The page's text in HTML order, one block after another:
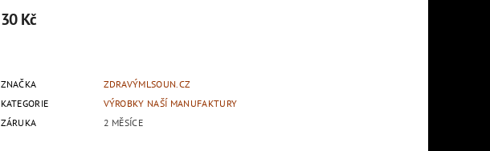
30 Kč
ZNAČKA
ZDRAVÝMLSOUN.CZ
KATEGORIE
VÝROBKY NAŠÍ MANUFAKTURY
ZÁRUKA
2 MĚSÍCE